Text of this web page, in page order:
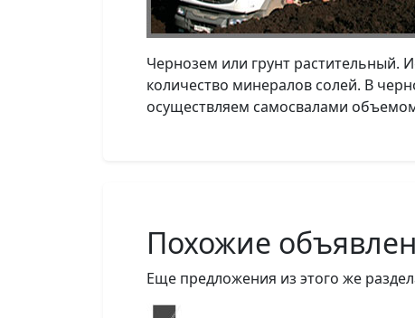
Чернозем или грунт растительный.
количество минералов солей. В
осуществляем самосвалами
Похожие
Еще предложения из этого же